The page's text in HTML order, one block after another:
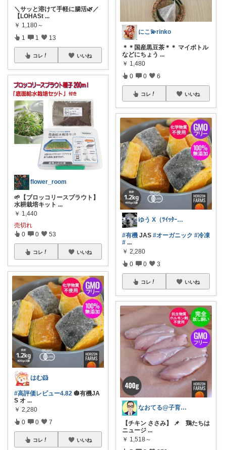
＼サッと溶けて手軽に腸活🌿／
【LOHASt ...
￥ 1,180～
1 1 13
コレ いいね
flower_room
🌱【ブロッコリースプラウト】
水耕栽培キット ...
￥ 1,440
売切れ
0 0 53
コレ いいね
はむ🐹
#高評価レビュー4.82 🎃有機JA
S オ ...
￥ 2,280
0 0 7
コレ いいね
にこ💫rinko
＊＊国産黒豆茶＊＊ マイボトル
などにちょう ...
￥ 1,480
0 0 6
コレ いいね
ゆう X（ﾂｲｯﾀｰ）@mihaneed
#有機 JAS #オーガニック #冷凍
# ...
￥ 2,280
0 0 3
コレ いいね
なおてる@子育て共働き いつもTHX🙏
【チキン ささみ】 📌 鶏たちは
ニュージ ...
￥ 1,518～